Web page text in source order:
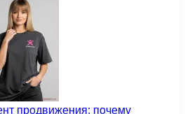
продвижения: почему